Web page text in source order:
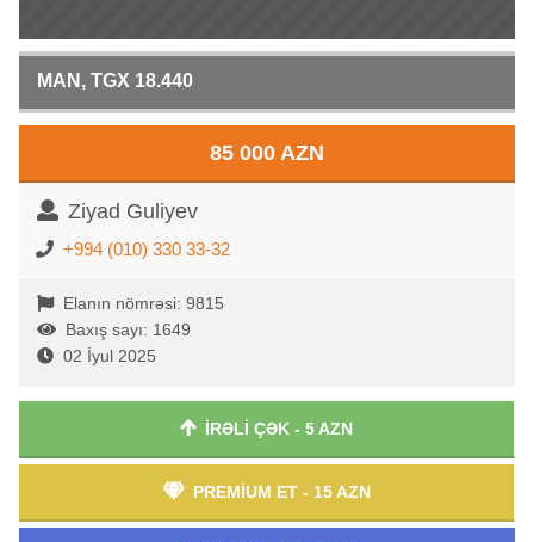
MAN, TGX 18.440
85 000 AZN
Ziyad Guliyev
+994 (010) 330 33-32
Elanın nömrəsi: 9815
Baxış sayı: 1649
02 İyul 2025
İRƏLİ ÇƏK - 5 AZN
PREMİUM ET - 15 AZN